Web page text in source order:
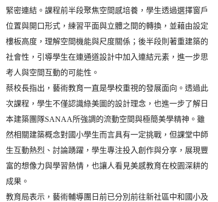
緊密連結。課程前半段聚焦空間感培養，學生透過選擇窗戶
位置與開口形式，練習平面與立體之間的轉換，並藉由設定
樓板高度，理解空間機能與尺度關係；後半段則著重建築的
社會性，引導學生在連通道設計中加入連結元素，進一步思
考人與空間互動的可能性。
蔡校長指出，藝術教育一直是學校重視的發展面向。透過此
次課程，學生不僅認識綠美圖的設計理念，也進一步了解日
本建築團隊SANAA所強調的流動空間與極簡美學精神。雖
然相關建築概念對國小學生而言具有一定挑戰，但課堂中師
生互動熱烈、討論踴躍，學生專注投入創作與分享，展現豐
富的想像力與學習熱情，也讓人看見美感教育在校園深耕的
成果。
教育局表示，藝術輔導團日前已分別前往新社區中和國小及